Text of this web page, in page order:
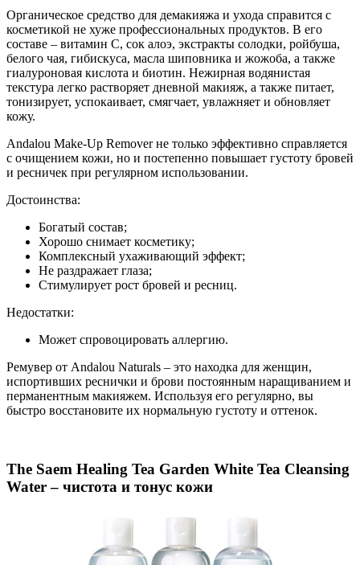
Органическое средство для демакияжа и ухода справится с
косметикой не хуже профессиональных продуктов. В его
составе – витамин C, сок алоэ, экстракты солодки, ройбуша,
белого чая, гибискуса, масла шиповника и жожоба, а также
гиалуроновая кислота и биотин. Нежирная водянистая
текстура легко растворяет дневной макияж, а также питает,
тонизирует, успокаивает, смягчает, увлажняет и обновляет
кожу.
Andalou Make-Up Remover не только эффективно справляется
с очищением кожи, но и постепенно повышает густоту бровей
и ресничек при регулярном использовании.
Достоинства:
Богатый состав;
Хорошо снимает косметику;
Комплексный ухаживающий эффект;
Не раздражает глаза;
Стимулирует рост бровей и ресниц.
Недостатки:
Может спровоцировать аллергию.
Ремувер от Andalou Naturals – это находка для женщин,
испортивших реснички и брови постоянным наращиванием и
перманентным макияжем. Используя его регулярно, вы
быстро восстановите их нормальную густоту и оттенок.
The Saem Healing Tea Garden White Tea Cleansing
Water – чистота и тонус кожи